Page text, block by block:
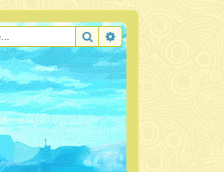
RechercherRecherche avancée